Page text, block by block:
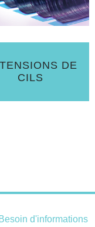
DE
CILS
d'informations